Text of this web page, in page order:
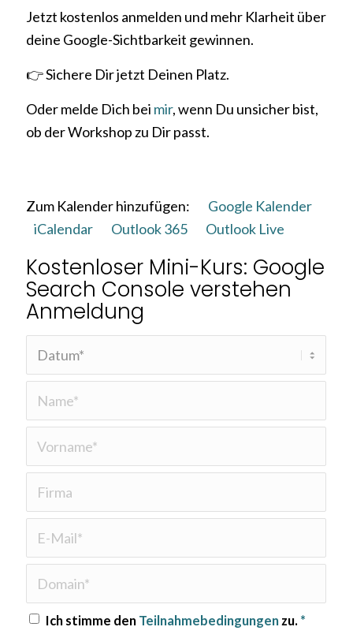
Jetzt kostenlos anmelden und mehr Klarheit über
deine Google-Sichtbarkeit gewinnen.
👉 Sichere Dir jetzt Deinen Platz.
Oder melde Dich bei mir, wenn Du unsicher bist,
ob der Workshop zu Dir passt.
Zum Kalender hinzufügen:
Google Kalender
iCalendar
Outlook 365 Outlook Live
Kostenloser Mini-Kurs: Google
Search Console verstehen
Anmeldung
Ich stimme den Teilnahmebedingungenzu. *